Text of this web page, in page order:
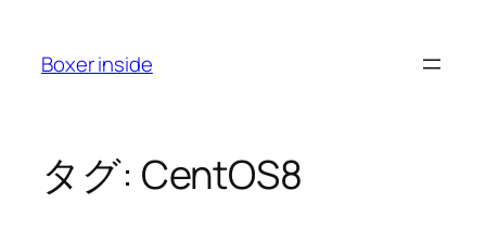
Boxer inside
タグ: CentOS8